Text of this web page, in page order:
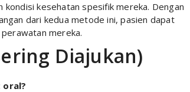
kesehatan spesifik mereka. Dengan
dari kedua metode ini, pasien dapat
mereka.
Diajukan)
oral?